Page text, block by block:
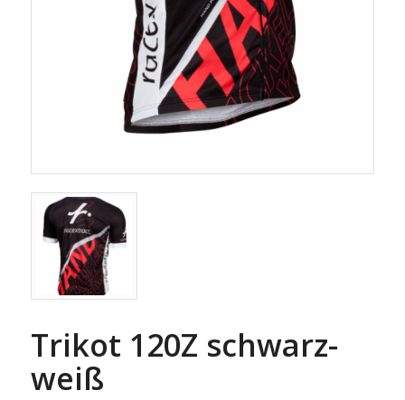
Trikot 120Z schwarz-
weiß